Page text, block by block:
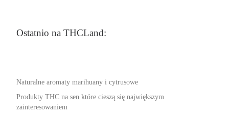
Ostatnio na THCLand:
Naturalne aromaty marihuany i cytrusowe
Produkty THC na sen które cieszą się największym
zainteresowaniem